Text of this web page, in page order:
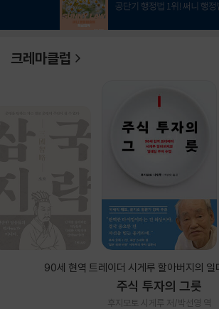
크레마클럽
90세 현역 트레이더 시게루 할아버지의 일
주식 투자의 그릇
후지모토 시게루 저/박선영 역